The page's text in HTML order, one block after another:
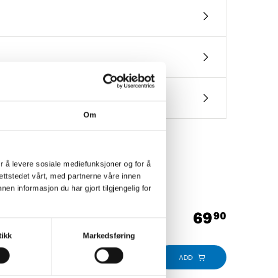
Om
å levere sosiale mediefunksjoner og for å
vårt, med partnerne våre innen
informasjon du har gjort tilgjengelig for
Markedsføring
6990
ADD